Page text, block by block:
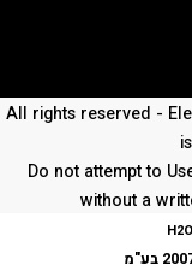
All rights reserved -
Do not attempt to
without a